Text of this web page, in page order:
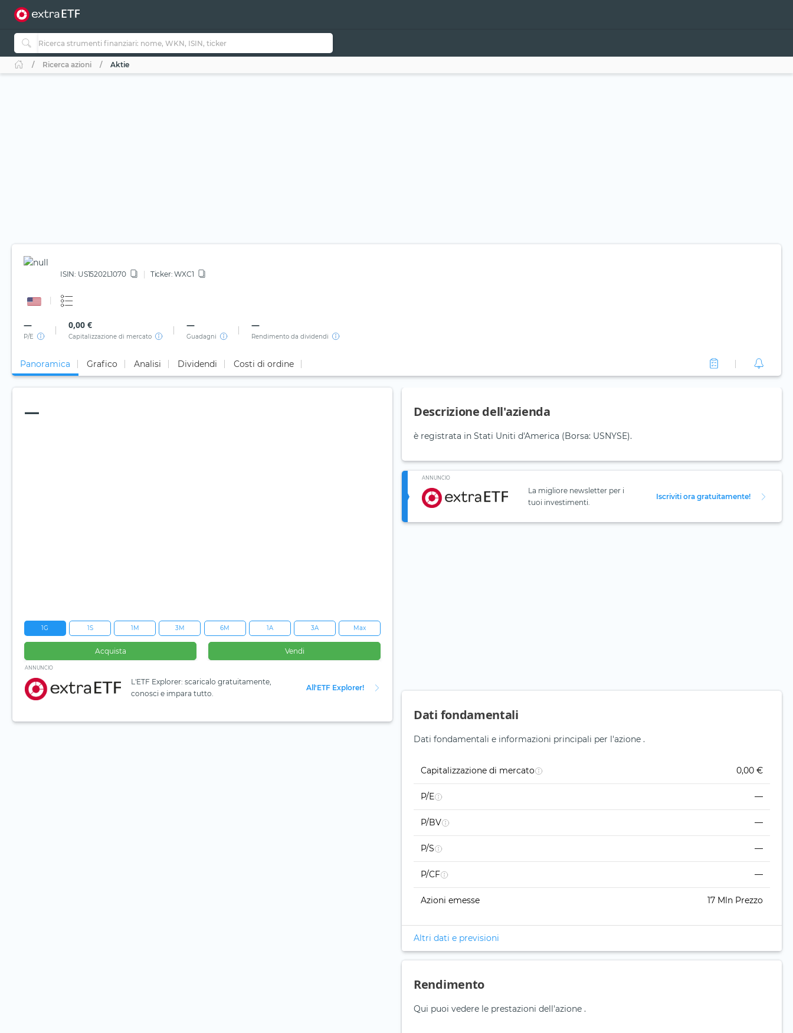
Ricerca azioni Aktie
ISIN: US15202L1070 Ticker: WXC1
—
P/E
0,00 €
Capitalizzazione di mercato
—
Guadagni
—
Rendimento da dividendi
Panoramica Grafico Analisi Dividendi Costi di ordine
—
1G 1S 1M 3M 6M 1A 3A Max
Acquista Vendi
ANNUNCIO
L'ETF Explorer: scaricalo gratuitamente,
conosci e impara tutto.
All'ETF Explorer!
Descrizione dell'azienda
è registrata in Stati Uniti d'America (Borsa: USNYSE).
ANNUNCIO
La migliore newsletter per i
tuoi investimenti.
Iscriviti ora gratuitamente!
Dati fondamentali
Dati fondamentali e informazioni principali per l'azione .
Capitalizzazione di mercato 0,00 €
P/E —
P/BV —
P/S —
P/CF —
Azioni emesse 17 Mln Prezzo
Altri dati e previsioni
Rendimento
Qui puoi vedere le prestazioni dell'azione .